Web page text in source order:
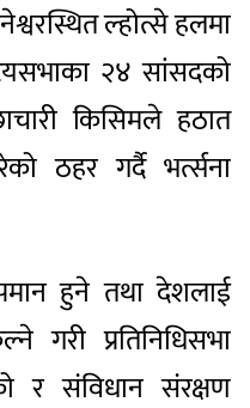
ल्होत्से हलमा
२४ सांसदको
किसिमले हठात
ठहर गर्दै भर्त्सना
हुने तथा देशलाई
गरी प्रतिनिधिसभा
र संविधान संरक्षण